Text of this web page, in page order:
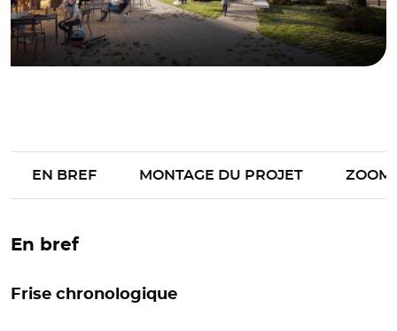
EN BREF MONTAGE DU PROJET ZOOM
En bref
Frise chronologique